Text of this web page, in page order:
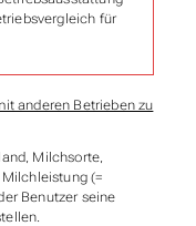
für
Milchsorte,
(=
Benutzer seine